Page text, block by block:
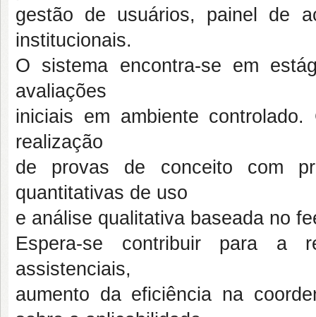
gestão de usuários, painel de
institucionais.
O sistema encontra-se em
avaliações
iniciais em ambiente
realização
de provas de conceito com
quantitativas de uso
e análise qualitativa baseada no
Espera-se contribuir para a
assistenciais,
aumento da eficiência na